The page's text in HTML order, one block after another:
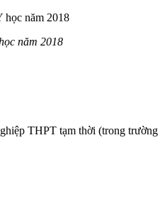
năm 2018
THPT tạm thời (trong